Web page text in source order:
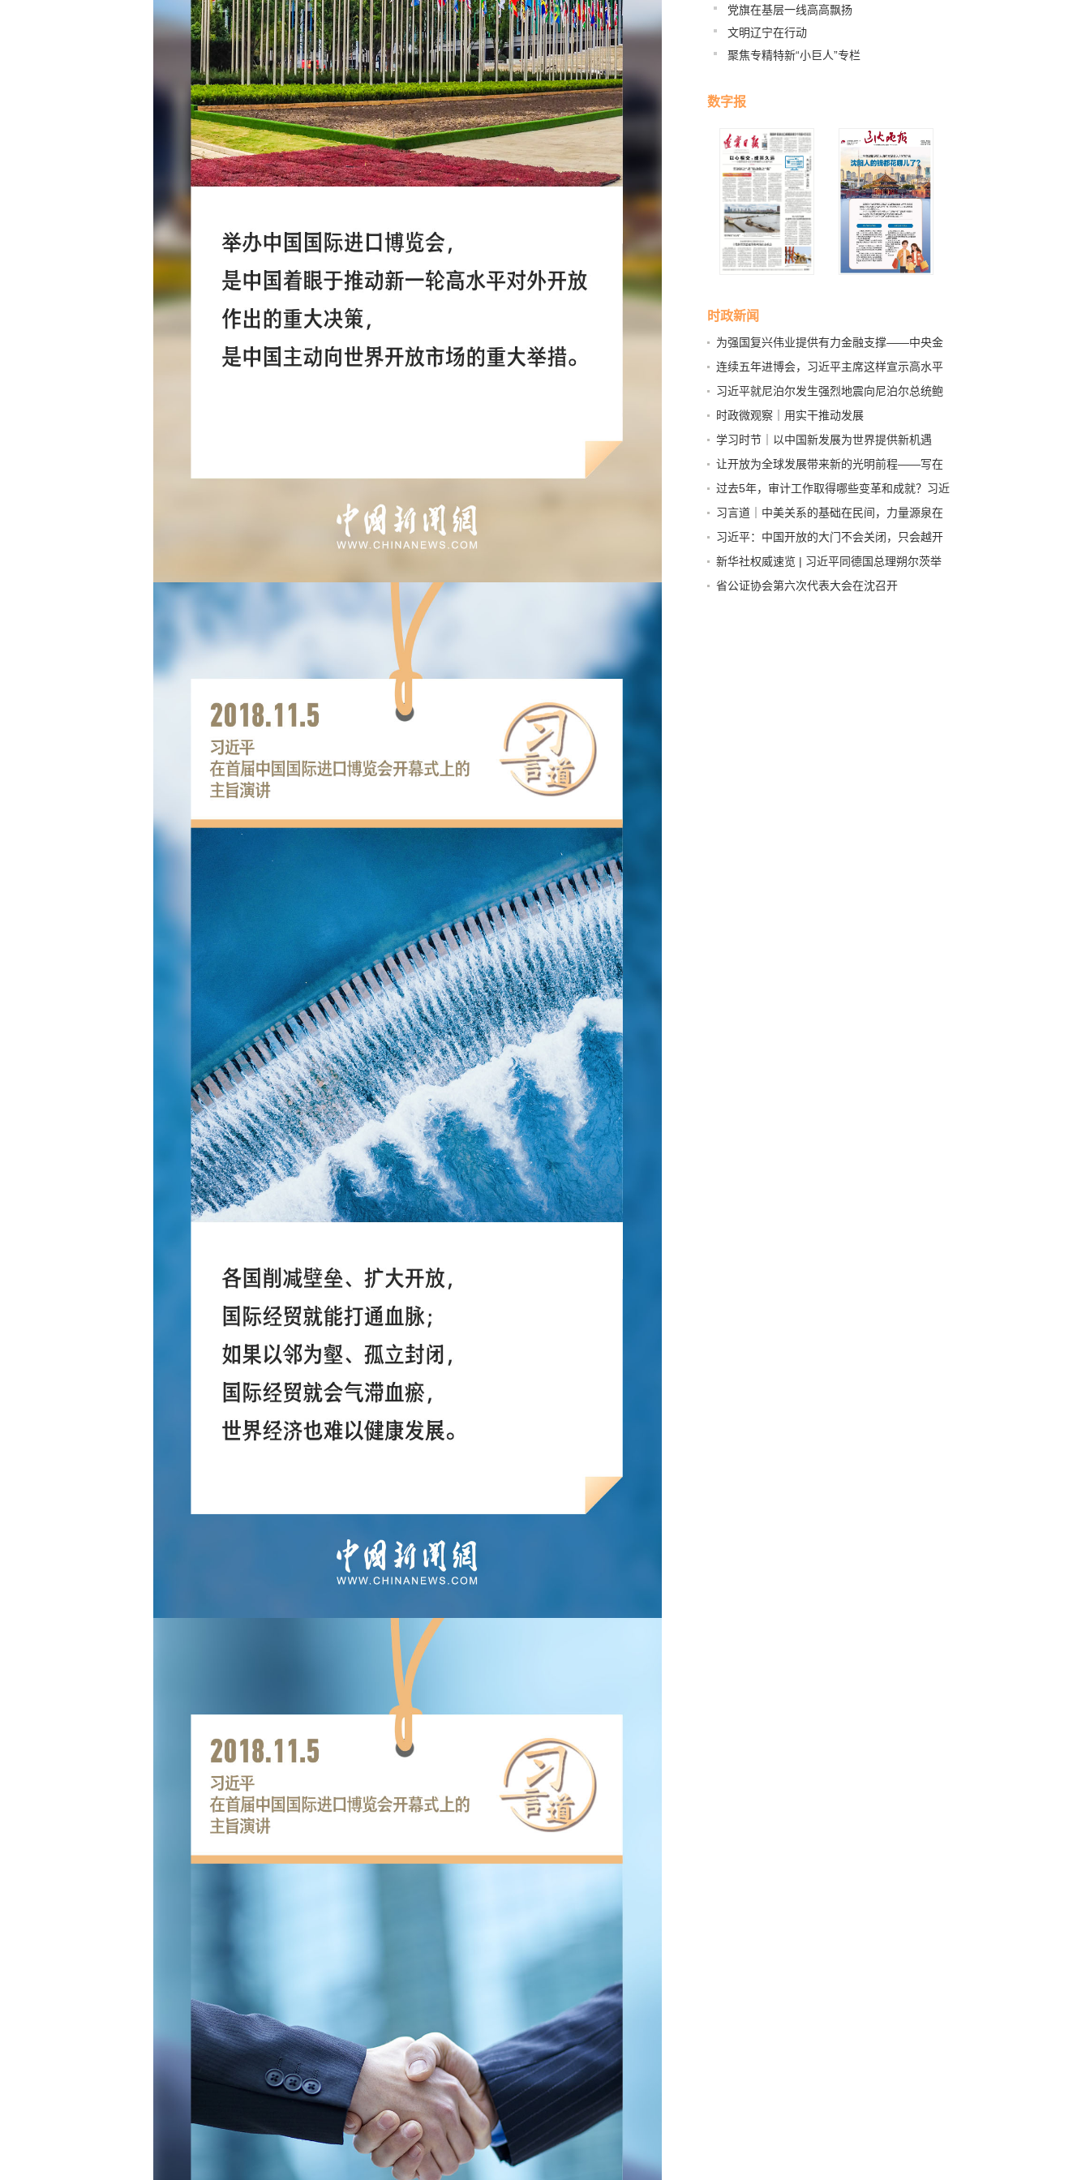
党旗在基层一线高高飘扬
文明辽宁在行动
聚焦专精特新“小巨人”专栏
数字报
时政新闻
为强国复兴伟业提供有力金融支撑——中央金
融工作会议指明前进方向、凝聚信心力量
连续五年进博会，习近平主席这样宣示高水平
开放
习近平就尼泊尔发生强烈地震向尼泊尔总统鲍
德尔致慰问电
时政微观察｜用实干推动发展
学习时节｜以中国新发展为世界提供新机遇
让开放为全球发展带来新的光明前程——写在
第六届中国国际进口博览会开幕之际
过去5年，审计工作取得哪些变革和成就？习近
平总书记作出科学总结
习言道｜中美关系的基础在民间，力量源泉在
人民友好
习近平：中国开放的大门不会关闭，只会越开
越大
新华社权威速览 | 习近平同德国总理朔尔茨举
行视频会晤
省公证协会第六次代表大会在沈召开